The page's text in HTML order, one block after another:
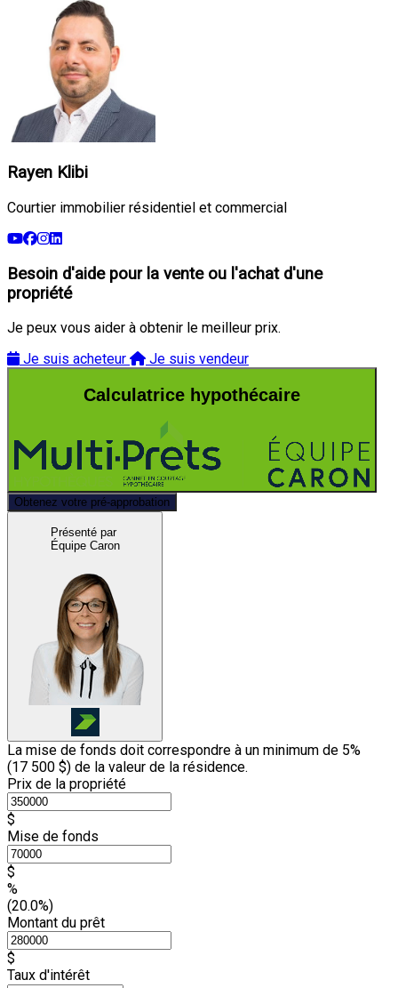
Rayen Klibi
Courtier immobilier résidentiel et commercial
Besoin d'aide pour la vente ou l'achat d'une
propriété
Je peux vous aider à obtenir le meilleur prix.
Je suis acheteur
Je suis vendeur
Calculatrice hypothécaire
Obtenez votre pré-approbation
Présenté par
Équipe Caron
La mise de fonds doit correspondre à un minimum de 5%
(17 500 $) de la valeur de la résidence.
Prix de la propriété
$
Mise de fonds
$
%
(20.0%)
Montant du prêt
$
Taux d'intérêt